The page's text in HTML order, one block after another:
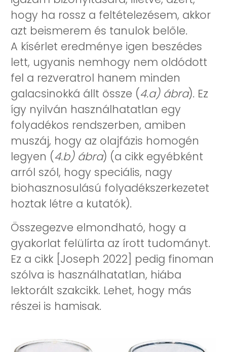
hogy ha rossz a feltételezésem, akkor
azt beismerem és tanulok belőle.
A kísérlet eredménye igen beszédes
lett, ugyanis nemhogy nem oldódott
fel a rezveratrol hanem minden
galacsinokká állt össze (4.a) ábra). Ez
így nyilván használhatatlan egy
folyadékos rendszerben, amiben
muszáj, hogy az olajfázis homogén
legyen (4.b) ábra) (a cikk egyébként
arról szól, hogy speciális, nagy
biohasznosulású folyadékszerkezetet
hoztak létre a kutatók).
Összegezve elmondható, hogy a
gyakorlat felülírta az írott tudományt.
Ez a cikk [Joseph 2022] pedig finoman
szólva is használhatatlan, hiába
lektorált szakcikk. Lehet, hogy más
részei is hamisak.